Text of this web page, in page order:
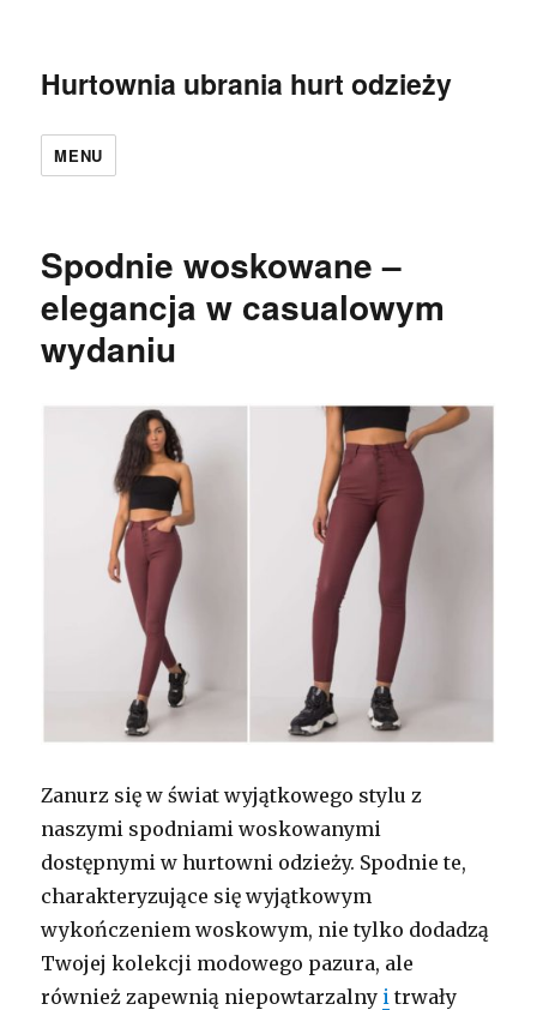
Hurtownia ubrania hurt odzieży
MENU
Spodnie woskowane –
elegancja w casualowym
wydaniu
Zanurz się w świat wyjątkowego stylu z
naszymi spodniami woskowanymi
dostępnymi w hurtowni odzieży. Spodnie te,
charakteryzujące się wyjątkowym
wykończeniem woskowym, nie tylko dodadzą
Twojej kolekcji modowego pazura, ale
również zapewnią niepowtarzalny i trwały